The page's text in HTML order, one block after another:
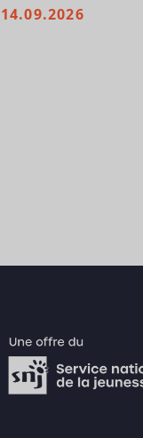
14.09.2026